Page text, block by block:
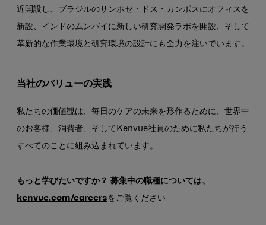
近開設し、ブラジルのサンホセ・ドス・カンポスにオフィスを
新設、インドのムンバイに新しい研究開発ラボを開設、そして
革新的な作業環境と研究環境の設計にも全力を注いでいます。
当社のバリューの実践
私たちの価値観は、毎日のケアの未来を形作るために、世界中
のお客様、消費者、そしてKenvue社員のために私たちが行う
すべてのことに組み込まれています。
もっと学びたいですか？ 募集中の職種については、
kenvue.com/careers をご覧ください